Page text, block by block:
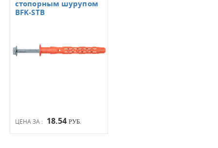
ЦЕНА ЗА : 18.54 РУБ.
стопорным шурупом
BFK-STB